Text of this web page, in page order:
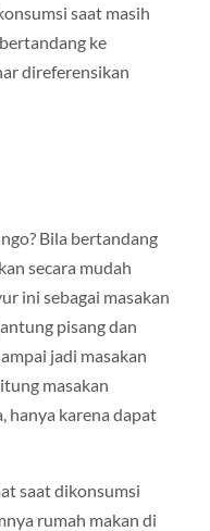
saat masih
ke
direferensikan
Bila bertandang
secara mudah
ini sebagai masakan
pisang dan
jadi masakan
masakan
hanya karena dapat
saat dikonsumsi
rumah makan di